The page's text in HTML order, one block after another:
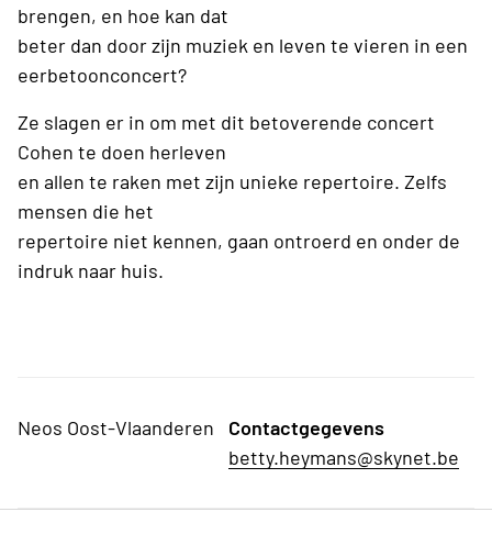
brengen, en hoe kan dat
beter dan door zijn muziek en leven te vieren in een
eerbetoonconcert?
Ze slagen er in om met dit betoverende concert
Cohen te doen herleven
en allen te raken met zijn unieke repertoire. Zelfs
mensen die het
repertoire niet kennen, gaan ontroerd en onder de
indruk naar huis.
Neos Oost-Vlaanderen
Contactgegevens
betty.heymans@skynet.be